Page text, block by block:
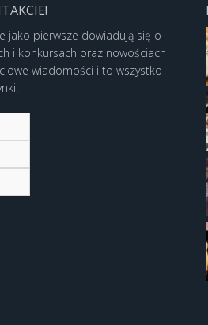
jako pierwsze dowiadują się o
i konkursach oraz nowościach
wiadomości i to wszystko